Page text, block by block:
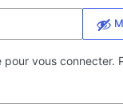
vous connecter.